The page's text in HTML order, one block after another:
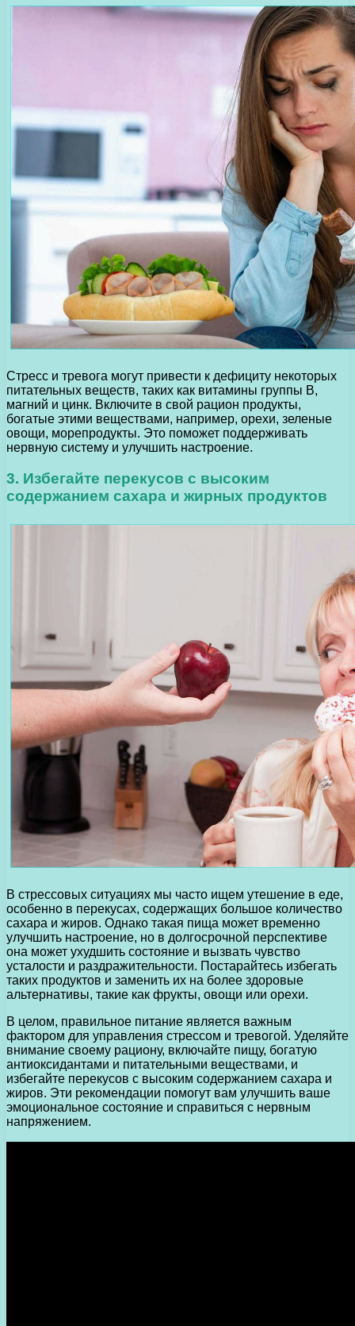
Стресс и тревога могут привести к дефициту некоторых
питательных веществ, таких как витамины группы В,
магний и цинк. Включите в свой рацион продукты,
богатые этими веществами, например, орехи, зеленые
овощи, морепродукты. Это поможет поддерживать
нервную систему и улучшить настроение.
3. Избегайте перекусов с высоким
содержанием сахара и жирных продуктов
В стрессовых ситуациях мы часто ищем утешение в еде,
особенно в перекусах, содержащих большое количество
сахара и жиров. Однако такая пища может временно
улучшить настроение, но в долгосрочной перспективе
она может ухудшить состояние и вызвать чувство
усталости и раздражительности. Постарайтесь избегать
таких продуктов и заменить их на более здоровые
альтернативы, такие как фрукты, овощи или орехи.
В целом, правильное питание является важным
фактором для управления стрессом и тревогой. Уделяйте
внимание своему рациону, включайте пищу, богатую
антиоксидантами и питательными веществами, и
избегайте перекусов с высоким содержанием сахара и
жиров. Эти рекомендации помогут вам улучшить ваше
эмоциональное состояние и справиться с нервным
напряжением.